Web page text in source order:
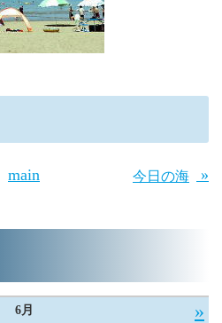
main 今日の海 »
6月 »